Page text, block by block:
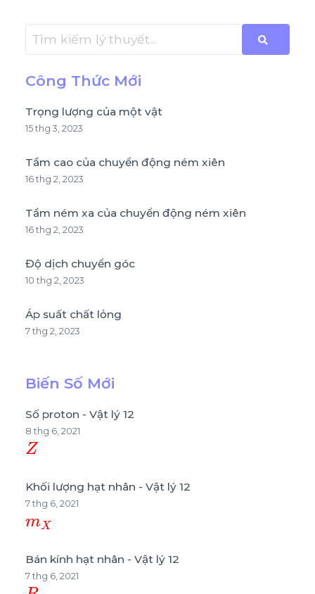
Công Thức Mới
Trọng lượng của một vật
15 thg 3, 2023
Tầm cao của chuyển động ném xiên
16 thg 2, 2023
Tầm ném xa của chuyển động ném xiên
16 thg 2, 2023
Độ dịch chuyển góc
10 thg 2, 2023
Áp suất chất lỏng
7 thg 2, 2023
Biến Số Mới
Số proton - Vật lý 12
8 thg 6, 2021
Z
Khối lượng hạt nhân - Vật lý 12
7 thg 6, 2021
mX
Bán kính hạt nhân - Vật lý 12
7 thg 6, 2021
R